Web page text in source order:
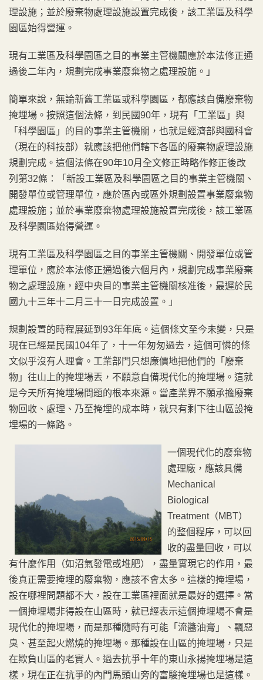
理設施；並於廢棄物處理設施設置完成後，該工業區及科學
園區始得營運。
現有工業區及科學園區之目的事業主管機關應於本法修正通
過後二年內，規劃完成事業廢棄物之處理設施。」
簡單來說，無論新舊工業區或科學園區，都應該自備廢棄物
掩埋場。按照這個法條，到民國90年，現有「工業區」與
「科學園區」的目的事業主管機關，也就是經濟部與國科會
（現在的科技部）就應該把他們轄下各區的廢棄物處理設施
規劃完成。這個法條在90年10月全文修正時略作修正後改
列第32條：「新設工業區及科學園區之目的事業主管機關、
開發單位或管理單位，應於區內或區外規劃設置事業廢棄物
處理設施；並於事業廢棄物處理設施設置完成後，該工業區
及科學園區始得營運。
現有工業區及科學園區之目的事業主管機關、開發單位或管
理單位，應於本法修正通過後六個月內，規劃完成事業廢棄
物之處理設施，經中央目的事業主管機關核准後，最遲於民
國九十三年十二月三十一日完成設置。」
規劃設置的時程展延到93年年底。這個條文至今未變，只是
現在已經是民國104年了，十一年匆匆過去，這個可憐的條
文似乎沒有人理會。工業部門只想廉價地把他們的「廢棄
物」往山上的掩埋場丟，不願意自備現代化的掩埋場。這就
是今天所有掩埋場問題的根本來源。當產業界不願承擔廢棄
物回收、處理、乃至掩埋的成本時，就只有剩下往山區設掩
埋場的一條路。
一個現代化的廢棄物
處理廠，應該具備
Mechanical
Biological
Treatment（MBT）
的整個程序，可以回
收的盡量回收，可以
有什麼作用（如沼氣發電或堆肥），盡量實現它的作用，最
後真正需要掩埋的廢棄物，應該不會太多。這樣的掩埋場，
設在哪裡問題都不大，設在工業區裡面就是最好的選擇。當
一個掩埋場非得設在山區時，就已經表示這個掩埋場不會是
現代化的掩埋場，而是那種隨時有可能「流醬油膏」、飄惡
臭、甚至起火燃燒的掩埋場。那種設在山區的掩埋場，只是
在欺負山區的老實人。過去抗爭十年的東山永揚掩埋場是這
樣，現在正在抗爭的內門馬頭山旁的富駿掩埋場也是這樣。